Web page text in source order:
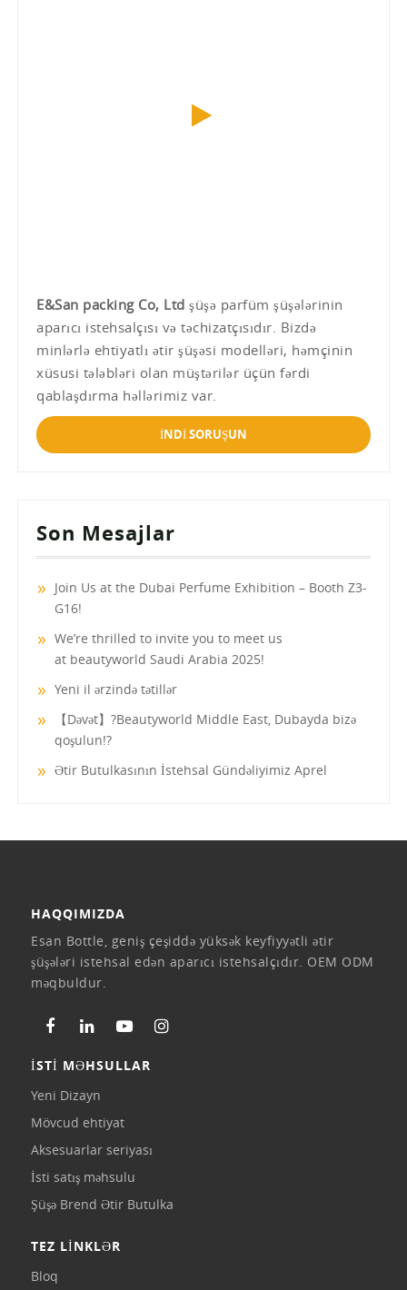
E&San packing Co, Ltd şüşə parfüm şüşələrinin
aparıcı istehsalçısı və təchizatçısıdır. Bizdə
minlərlə ehtiyatlı ətir şüşəsi modelləri, həmçinin
xüsusi tələbləri olan müştərilər üçün fərdi
qablaşdırma həllərimiz var.
İNDİ SORUŞUN
Son Mesajlar
Join Us at the Dubai Perfume Exhibition – Booth Z3-
G16!
We’re thrilled to invite you to meet us
at beautyworld Saudi Arabia 2025!
Yeni il ərzində tətillər
【Dəvət】?Beautyworld Middle East, Dubayda bizə
qoşulun!?
Ətir Butulkasının İstehsal Gündəliyimiz Aprel
HAQQIMIZDA
Esan Bottle, geniş çeşiddə yüksək keyfiyyətli ətir
şüşələri istehsal edən aparıcı istehsalçıdır. OEM ODM
məqbuldur.
İSTİ MƏHSULLAR
Yeni Dizayn
Mövcud ehtiyat
Aksesuarlar seriyası
İsti satış məhsulu
Şüşə Brend Ətir Butulka
TEZ LİNKLƏR
Bloq